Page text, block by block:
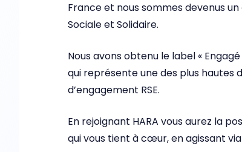
France et nous sommes devenus
Sociale et Solidaire.
Nous avons obtenu le label « Engagé
qui représente une des plus hautes
d’engagement RSE.
En rejoignant HARA vous aurez la
qui vous tient à cœur, en agissant